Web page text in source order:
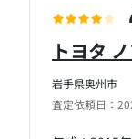
岩手県奥州市
査定依頼日：
トヨタ